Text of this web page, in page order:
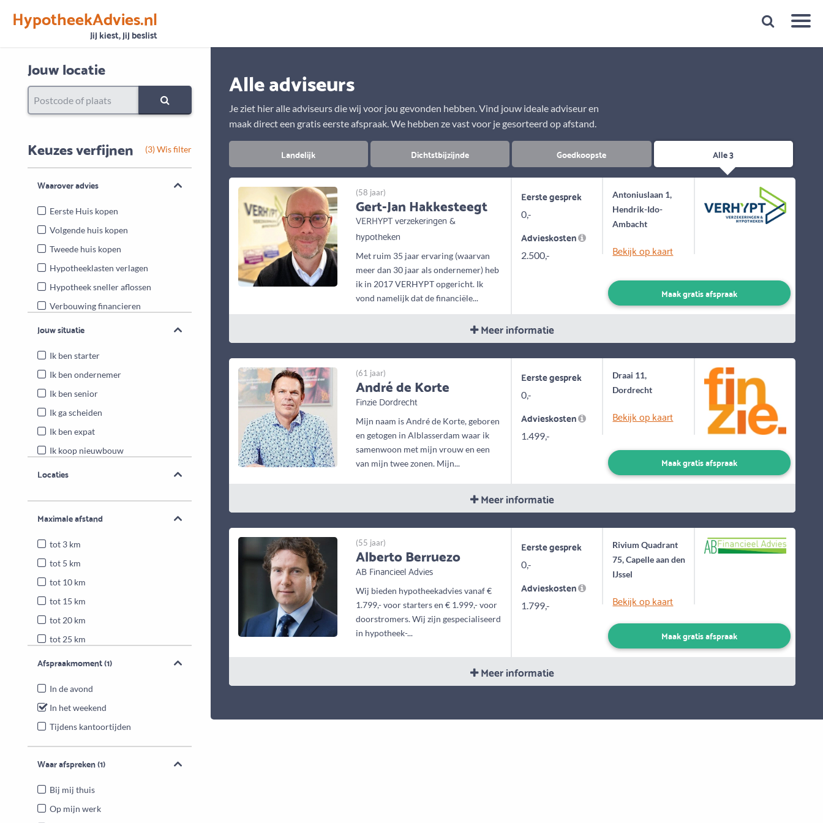
HypotheekAdvies.nl
Jij kiest, jij beslist
VertrouwenAlle basisgegevens zijn gecontroleerd Plan een gratis 1e gesprek binnen 1 minuut
Jouw locatie
Keuzes verfijnen (3) Wis filter
Waarover advies
Eerste Huis kopen
Volgende huis kopen
Tweede huis kopen
Hypotheeklasten verlagen
Hypotheek sneller aflossen
Verbouwing financieren
Energiebesparende maatregelen
Jouw situatie
Ik ben starter
Ik ben ondernemer
Ik ben senior
Ik ga scheiden
Ik ben expat
Ik koop nieuwbouw
Locaties
Maximale afstand
tot 3 km
tot 5 km
tot 10 km
tot 15 km
tot 20 km
tot 25 km
Heel Nederland
Afspraakmoment(1)
In de avond
In het weekend
Tijdens kantoortijden
Waar afspreken(1)
Bij mij thuis
Op mijn werk
Alle adviseurs
Je ziet hier alle adviseurs die wij voor jou gevonden hebben. Vind jouw ideale adviseur en
maak direct een gratis eerste afspraak. We hebben ze vast voor je gesorteerd op afstand.
Landelijk Dichtstbijzijnde Goedkoopste Alle 3
(58 jaar)
Gert-Jan Hakkesteegt
VERHYPT verzekeringen &
hypotheken
Met ruim 35 jaar ervaring (waarvan
meer dan 30 jaar als ondernemer) heb
ik in 2017 VERHYPT opgericht. Ik
vond namelijk dat de financiële...
Eerste gesprek
0,-
Advieskosten
2.500,-
Antoniuslaan 1,
Hendrik-Ido-
Ambacht
Bekijk op kaart
Maak gratis afspraak
Meer informatie
(61 jaar)
André de Korte
Finzie Dordrecht
Mijn naam is André de Korte, geboren
en getogen in Alblasserdam waar ik
samenwoon met mijn vrouw en een
van mijn twee zonen. Mijn...
Eerste gesprek
0,-
Advieskosten
1.499,-
Draai 11,
Dordrecht
Bekijk op kaart
Maak gratis afspraak
Meer informatie
(55 jaar)
Alberto Berruezo
AB Financieel Advies
Wij bieden hypotheekadvies vanaf €
1.799,- voor starters en € 1.999,- voor
doorstromers. Wij zijn gespecialiseerd
in hypotheek-...
Eerste gesprek
0,-
Advieskosten
1.799,-
Rivium Quadrant
75, Capelle aan den
IJssel
Bekijk op kaart
Maak gratis afspraak
Meer informatie